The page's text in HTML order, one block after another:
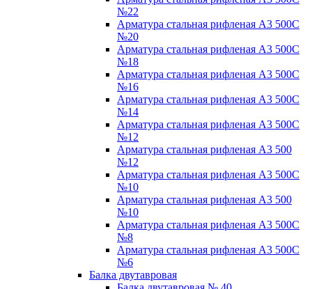
№22
Арматура стальная рифленая А3 500С
№20
Арматура стальная рифленая А3 500С
№18
Арматура стальная рифленая А3 500С
№16
Арматура стальная рифленая А3 500С
№14
Арматура стальная рифленая А3 500С
№12
Арматура стальная рифленая А3 500
№12
Арматура стальная рифленая А3 500С
№10
Арматура стальная рифленая А3 500
№10
Арматура стальная рифленая А3 500С
№8
Арматура стальная рифленая А3 500С
№6
Балка двутавровая